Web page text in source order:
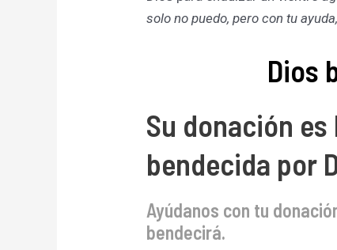
solo no puedo, pero con tu
Dios
Su donación
bendecida por
Ayúdanos con tu
bendecirá.